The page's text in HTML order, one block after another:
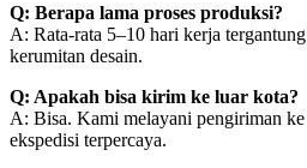
Q: Berapa lama proses produksi?
A: Rata-rata 5–10 hari kerja
kerumitan desain.
Q: Apakah bisa kirim ke luar kota?
A: Bisa. Kami melayani pengiriman
ekspedisi terpercaya.